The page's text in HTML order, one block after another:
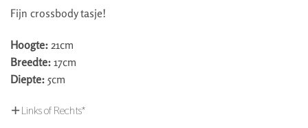
Fijn crossbody tasje!
Hoogte: 21cm
Breedte: 17cm
Diepte: 5cm
Links of Rechts*